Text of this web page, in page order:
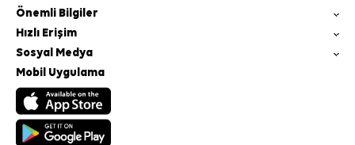
Önemli Bilgiler
Hızlı Erişim
Sosyal Medya
Mobil Uygulama